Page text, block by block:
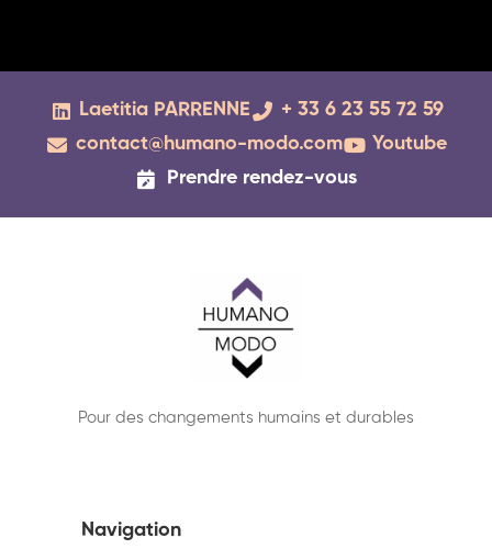
Laetitia PARRENNE
+ 33 6 23 55 72 59
contact@humano-modo.com
Youtube
Prendre rendez-vous
Pour des changements humains et durables
Navigation